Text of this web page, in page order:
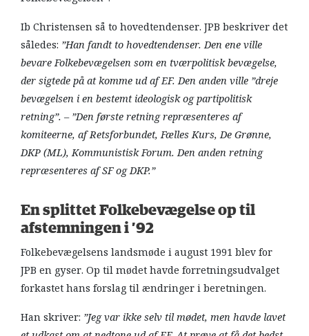
Ib Christensen så to hovedtendenser. JPB beskriver det
således: ”Han fandt to hovedtendenser. Den ene ville
bevare Folkebevægelsen som en tværpolitisk bevægelse,
der sigtede på at komme ud af EF. Den anden ville ”dreje
bevægelsen i en bestemt ideologisk og partipolitisk
retning”. – ”Den første retning repræsenteres af
komiteerne, af Retsforbundet, Fælles Kurs, De Grønne,
DKP (ML), Kommunistisk Forum. Den anden retning
repræsenteres af SF og DKP.”
En splittet Folkebevægelse op til
afstemningen i ’92
Folkebevægelsens landsmøde i august 1991 blev for
JPB en gyser. Op til mødet havde forretningsudvalget
forkastet hans forslag til ændringer i beretningen.
Han skriver: ”Jeg var ikke selv til mødet, men havde lavet